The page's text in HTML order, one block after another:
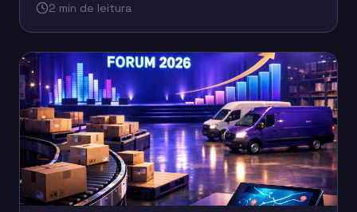
engajamento do público.
2 min de leitura